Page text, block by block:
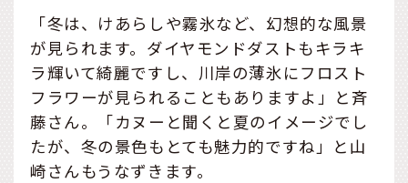
「冬は、けあらしや霧氷など、幻想的な風景
が見られます。ダイヤモンドダストもキラキ
ラ輝いて綺麗ですし、川岸の薄氷にフロスト
フラワーが見られることもありますよ」と斉
藤さん。「カヌーと聞くと夏のイメージでし
たが、冬の景色もとても魅力的ですね」と山
崎さんもうなずきます。